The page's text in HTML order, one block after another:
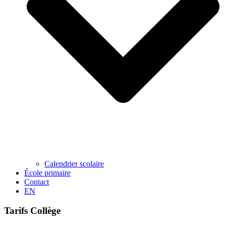
Calendrier scolaire
École primaire
Contact
EN
Tarifs Collège